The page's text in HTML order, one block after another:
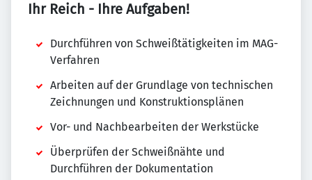
Ihr Reich - Ihre Aufgaben!
Durchführen von Schweißtätigkeiten im MAG-
Verfahren
Arbeiten auf der Grundlage von technischen
Zeichnungen und Konstruktionsplänen
Vor- und Nachbearbeiten der Werkstücke
Überprüfen der Schweißnähte und
Durchführen der Dokumentation